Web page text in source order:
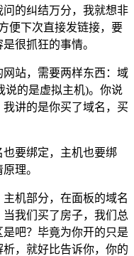
的纠结万分，我就想非
便下次直接发链接，要
很抓狂的事情。
站，需要两样东西：域
说的是虚拟主机)。你说
讲的是你买了域名，买
要绑定，主机也要绑
理。
机部分，在面板的域名
我们买了房子，我们总
吧？毕竟为你开的只是
，就好比告诉你，你的